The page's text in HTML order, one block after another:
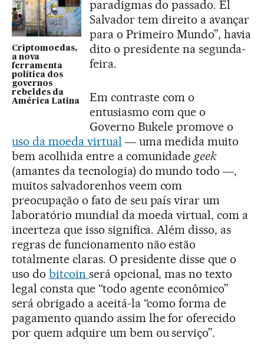
Criptomoedas,
a nova
ferramenta
política dos
governos
rebeldes da
América Latina
paradigmas do passado. El
Salvador tem direito a avançar
para o Primeiro Mundo”, havia
dito o presidente na segunda-
feira.
Em contraste com o
entusiasmo com que o
Governo Bukele promove o
uso da moeda virtual ― uma medida muito
bem acolhida entre a comunidadegeek
(amantes da tecnologia) do mundo todo ―,
muitos salvadorenhos veem com
preocupação o fato de seu país virar um
laboratório mundial da moeda virtual, com a
incerteza que isso significa. Além disso, as
regras de funcionamento não estão
totalmente claras. O presidente disse que o
uso do bitcoin será opcional, mas no texto
legal consta que “todo agente econômico”
será obrigado a aceitá-la “como forma de
pagamento quando assim lhe for oferecido
por quem adquire um bem ou serviço”.